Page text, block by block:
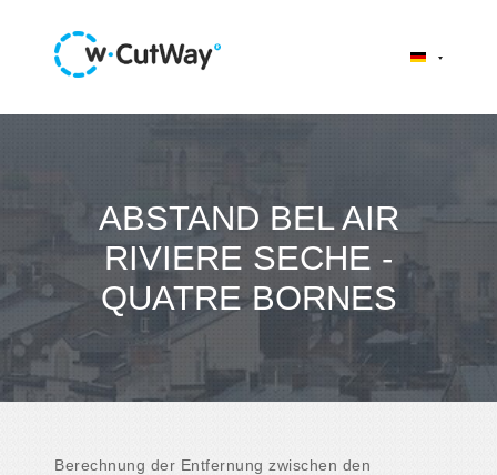
ABSTAND BEL AIR
RIVIERE SECHE -
QUATRE BORNES
Berechnung der Entfernung zwischen den